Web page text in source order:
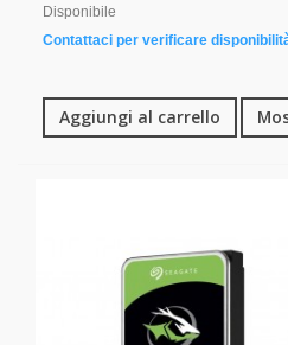
Disponibile
Contattaci per verificare
Aggiungi al carrello